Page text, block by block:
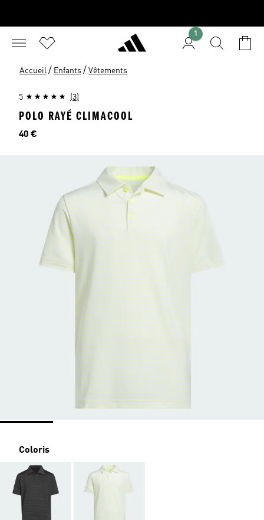
1
Accueil / Enfants / Vêtements
5 (3)
POLO RAYÉ CLIMACOOL
Prix
40 €
Coloris